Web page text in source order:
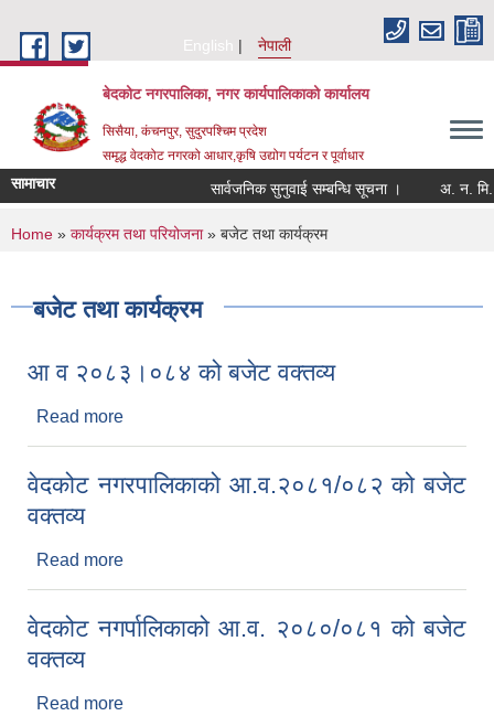
English
नेपाली
बेदकोट नगरपालिका, नगर कार्यपालिकाको कार्यालय
सिसैया, कंचनपुर, सुदुरपश्चिम प्रदेश
समृद्ध वेदकोट नगरको आधार,कृषि उद्योग पर्यटन र पूर्वाधार
सामाचार सार्वजनिक सुनुवाई सम्बन्धि सूचना ।
You are here
Home » कार्यक्रम तथा परियोजना» बजेट तथा कार्यक्रम
बजेट तथा कार्यक्रम
आ व २०८३।०८४ को बजेट वक्तव्य
Read more
वेदकोट नगरपालिकाको आ.व.२०८१/०८२ को बजेट
वक्तव्य
Read more
वेदकोट नगर्पालिकाको आ.व. २०८०/०८१ को बजेट
वक्तव्य
Read more